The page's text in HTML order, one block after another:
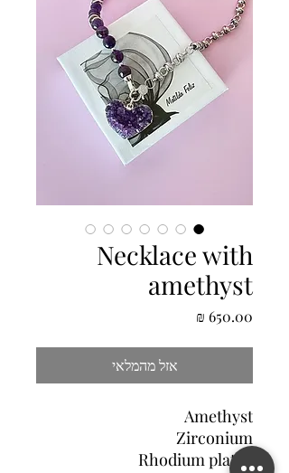
Necklace with
amethyst
אזל מהמלאי
Amethyst
Zirconium
Rhodium plated